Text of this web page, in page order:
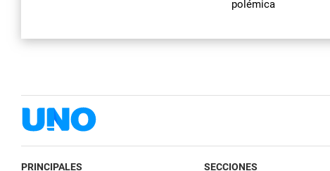
polémica
PRINCIPALES SECCIONES